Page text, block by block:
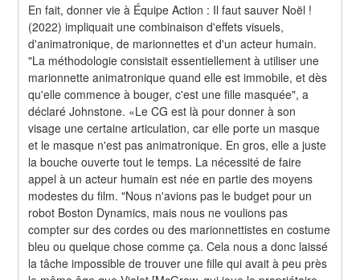
En fait, donner vie à Équipe Action : Il faut sauver Noël !
(2022) impliquait une combinaison d'effets visuels,
d'animatronique, de marionnettes et d'un acteur humain.
"La méthodologie consistait essentiellement à utiliser une
marionnette animatronique quand elle est immobile, et dès
qu'elle commence à bouger, c'est une fille masquée", a
déclaré Johnstone. «Le CG est là pour donner à son
visage une certaine articulation, car elle porte un masque
et le masque n'est pas animatronique. En gros, elle a juste
la bouche ouverte tout le temps. La nécessité de faire
appel à un acteur humain est née en partie des moyens
modestes du film. "Nous n'avions pas le budget pour un
robot Boston Dynamics, mais nous ne voulions pas
compter sur des cordes ou des marionnettistes en costume
bleu ou quelque chose comme ça. Cela nous a donc laissé
la tâche impossible de trouver une fille qui avait à peu près